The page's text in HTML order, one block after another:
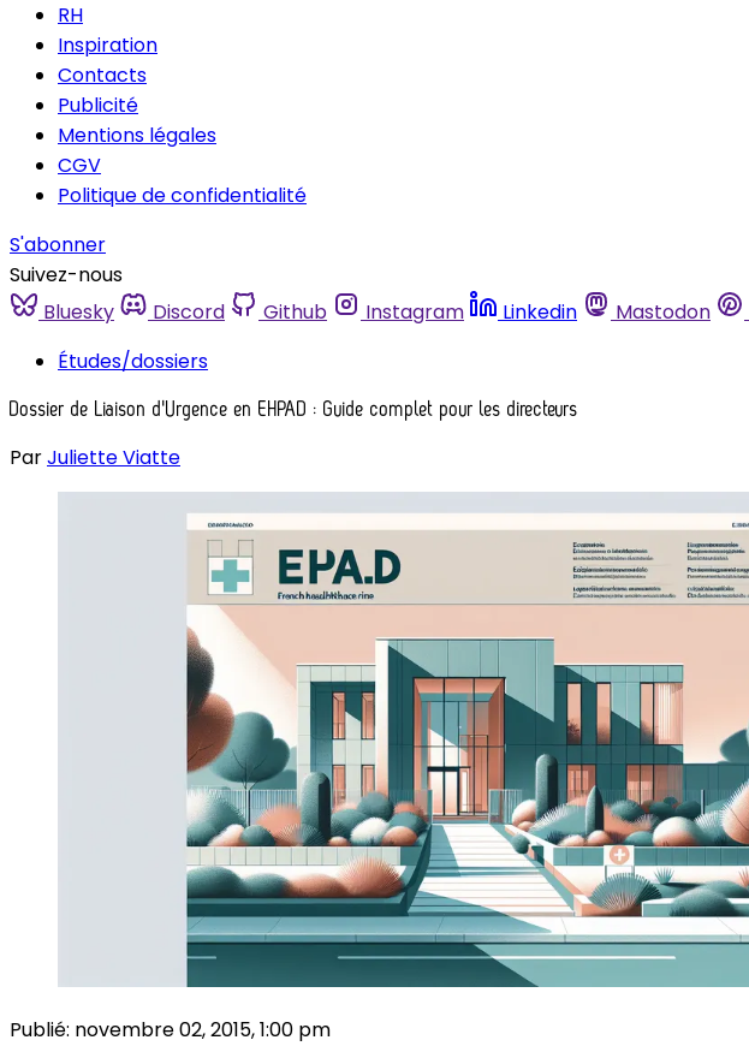
RH
Inspiration
Contacts
Publicité
Mentions légales
CGV
Politique de confidentialité
S'abonner
Suivez-nous
Bluesky
Discord Github Instagram Linkedin Mastodon
Études/dossiers
Dossier de Liaison d'Urgence en EHPAD : Guide complet pour les directeurs
ParJuliette Viatte
Publié: novembre 02, 2015, 1:00 pm